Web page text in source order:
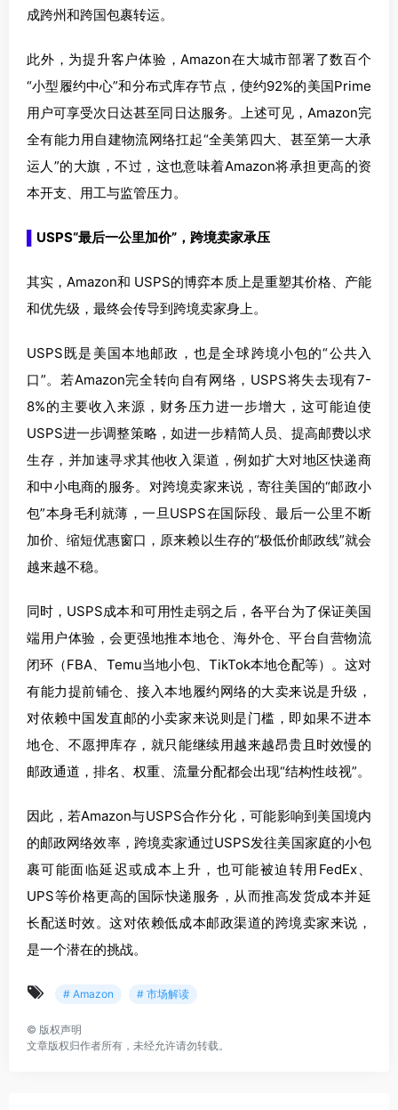
成跨州和跨国包裹转运。
此外，为提升客户体验，Amazon在大城市部署了数百个
“小型履约中心”和分布式库存节点，使约92%的美国Prime
用户可享受次日达甚至同日达服务。上述可见，Amazon完
全有能力用自建物流网络扛起“全美第四大、甚至第一大承
运人”的大旗，不过，这也意味着Amazon将承担更高的资
本开支、用工与监管压力。
USPS“最后一公里加价”，跨境卖家承压
其实，Amazon和 USPS的博弈本质上是重塑其价格、产能
和优先级，最终会传导到跨境卖家身上。
USPS既是美国本地邮政，也是全球跨境小包的“公共入
口”。若Amazon完全转向自有网络，USPS将失去现有7-
8%的主要收入来源，财务压力进一步增大，这可能迫使
USPS进一步调整策略，如进一步精简人员、提高邮费以求
生存，并加速寻求其他收入渠道，例如扩大对地区快递商
和中小电商的服务。对跨境卖家来说，寄往美国的“邮政小
包”本身毛利就薄，一旦USPS在国际段、最后一公里不断
加价、缩短优惠窗口，原来赖以生存的“极低价邮政线”就会
越来越不稳。
同时，USPS成本和可用性走弱之后，各平台为了保证美国
端用户体验，会更强地推本地仓、海外仓、平台自营物流
闭环（FBA、Temu当地小包、TikTok本地仓配等）。这对
有能力提前铺仓、接入本地履约网络的大卖来说是升级，
对依赖中国发直邮的小卖家来说则是门槛，即如果不进本
地仓、不愿押库存，就只能继续用越来越昂贵且时效慢的
邮政通道，排名、权重、流量分配都会出现“结构性歧视”。
因此，若Amazon与USPS合作分化，可能影响到美国境内
的邮政网络效率，跨境卖家通过USPS发往美国家庭的小包
裹可能面临延迟或成本上升，也可能被迫转用FedEx、
UPS等价格更高的国际快递服务，从而推高发货成本并延
长配送时效。这对依赖低成本邮政渠道的跨境卖家来说，
是一个潜在的挑战。
# Amazon # 市场解读
© 版权声明
文章版权归作者所有，未经允许请勿转载。